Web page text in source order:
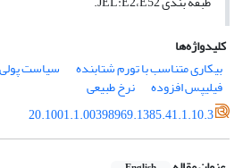
کلیدواژه‌ها
بیکاری متناسب با تورم شتابنده
سیاست پولی
فیلیپس افزوده
نرخ طبیعی
20.1001.1.00398969.1385.41.1.10.3